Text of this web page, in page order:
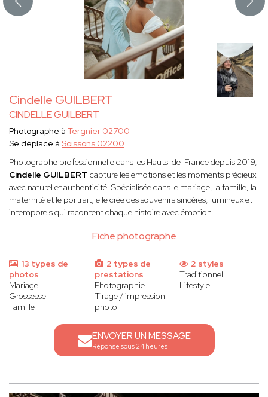
Cindelle GUILBERT
CINDELLE GUILBERT
Fiche photographe
Photographe à Tergnier 02700
Se déplace à Soissons 02200
Photographe professionnelle dans les Hauts-de-France depuis 2019,
Cindelle GUILBERT capture les émotions et les moments précieux
avec naturel et authenticité. Spécialisée dans le mariage, la famille, la
maternité et le portrait, elle crée des souvenirs sincères, lumineux et
intemporels qui racontent chaque histoire avec émotion.
13 types de
photos
Mariage
Grossesse
Famille
2 types de
prestations
Photographie
Tirage / impression
photo
2 styles
Traditionnel
Lifestyle
ENVOYER UN MESSAGE
Réponse sous 24 heures